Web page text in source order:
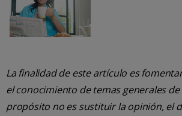
La finalidad de este artículo es
el conocimiento de temas generales de
propósito no es sustituir la opinión, el